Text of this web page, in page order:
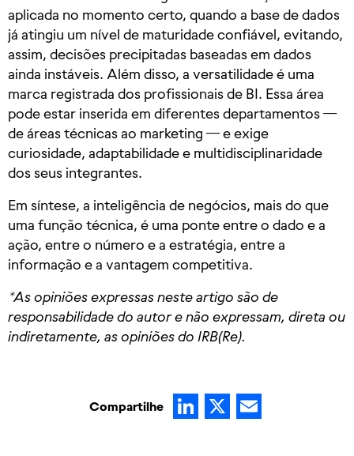
aplicada no momento certo, quando a base de dados
já atingiu um nível de maturidade confiável, evitando,
assim, decisões precipitadas baseadas em dados
ainda instáveis. Além disso, a versatilidade é uma
marca registrada dos profissionais de BI. Essa área
pode estar inserida em diferentes departamentos —
de áreas técnicas ao marketing — e exige
curiosidade, adaptabilidade e multidisciplinaridade
dos seus integrantes.
Em síntese, a inteligência de negócios, mais do que
uma função técnica, é uma ponte entre o dado e a
ação, entre o número e a estratégia, entre a
informação e a vantagem competitiva.
*As opiniões expressas neste artigo são de
responsabilidade do autor e não expressam, direta ou
indiretamente, as opiniões do IRB(Re).
Compartilhe LinkedIn
X